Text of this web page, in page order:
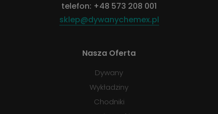
telefon: +48 573 208 001
sklep@dywanychemex.pl
Nasza Oferta
Dywany
Wykładziny
Chodniki